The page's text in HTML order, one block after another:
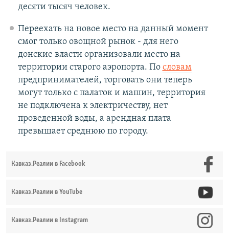
десяти тысяч человек.
Переехать на новое место на данный момент
смог только овощной рынок - для него
донские власти организовали место на
территории старого аэропорта. По словам
предпринимателей, торговать они теперь
могут только с палаток и машин, территория
не подключена к электричеству, нет
проведенной воды, а арендная плата
превышает среднюю по городу.
Кавказ.Реалии в Facebook
Кавказ.Реалии в YouTube
Кавказ.Реалии в Instagram